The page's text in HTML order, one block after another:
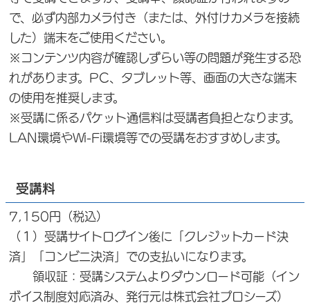
で、必ず内部カメラ付き（または、外付けカメラを接続
した）端末をご使用ください。
※コンテンツ内容が確認しずらい等の問題が発生する恐
れがあります。PC、タブレット等、画面の大きな端末
の使用を推奨します。
※受講に係るパケット通信料は受講者負担となります。
LAN環境やWi-Fi環境等での受講をおすすめします。
受講料
7,150円（税込）
（１）受講サイトログイン後に「クレジットカード決
済」「コンビニ決済」での支払いになります。
領収証：受講システムよりダウンロード可能（イン
ボイス制度対応済み、発行元は株式会社プロシーズ）